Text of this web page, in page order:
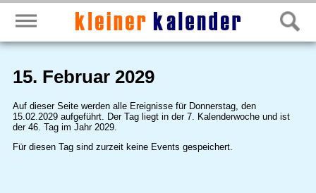
15. Februar 2029
Auf dieser Seite werden alle Ereignisse für Donnerstag, den
15.02.2029 aufgeführt. Der Tag liegt in der 7. Kalenderwoche und ist
der 46. Tag im Jahr 2029.
Für diesen Tag sind zurzeit keine Events gespeichert.